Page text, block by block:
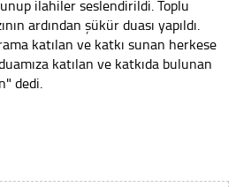
ilahiler seslendirildi. Toplu
ardından şükür duası yapıldı.
katılan ve katkı sunan herkese
katılan ve katkıda bulunan
dedi.